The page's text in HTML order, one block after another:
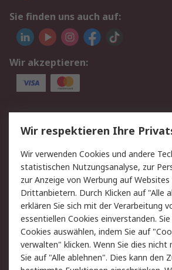
Sie finden uns auch auf:
Wir akzeptieren:
Service
Value Added Services
Rücksendung/Entsorgung
Hilfe
Rechtliches
RS Verkaufs- und
Lieferbedingungen
Cookie-Richtlinie
Wir respektieren Ihre
Wir verwenden Cookies und andere
statistischen Nutzungsanalyse, zur
zur Anzeige von Werbung auf Websites
Drittanbietern. Durch Klicken auf "Alle
erklären Sie sich mit der Verarbeitung
essentiellen Cookies einverstanden.
Cookies auswählen, indem Sie auf
verwalten" klicken. Wenn Sie dies nicht
Sie auf "Alle ablehnen". Dies kann den